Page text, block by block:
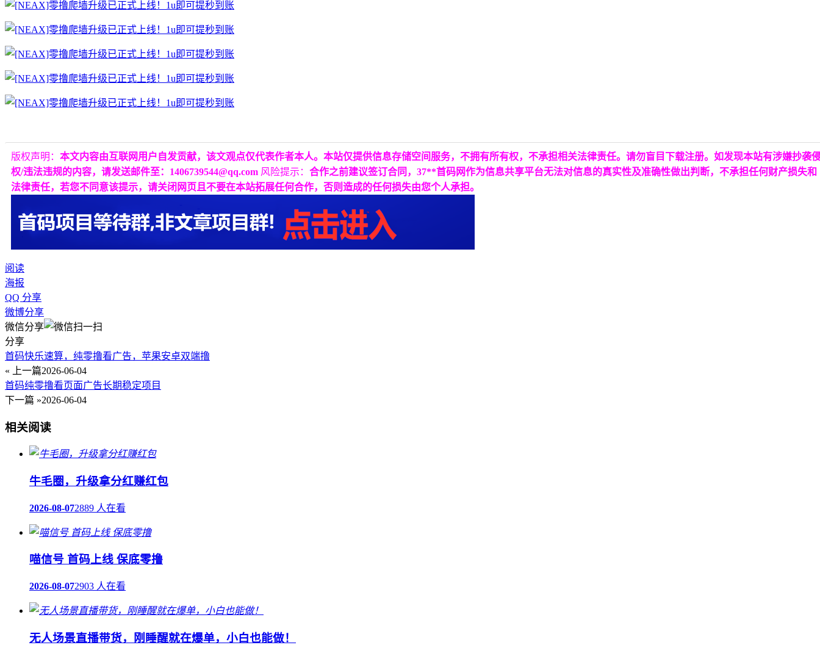
版权声明： 本文内容由互联网用户自发贡献，该文观点仅代表作者本人。本站仅提供信息存储空间服务，不拥有所有权，不承担相关法律责任。请勿盲目下载注册。如发现本站有涉嫌抄袭
权/违法违规的内容，请发送邮件至：1406739544@qq.com 风险提示： 合作之前建议签订合同，37**首码网作为信息共享平台无法对信息的真实性及准确性做出判断，不承担任何财产损失和
法律责任，若您不同意该提示，请关闭网页且不要在本站拓展任何合作，否则造成的任何损失由您个人承担。
阅读
海报
QQ 分享
微博分享
微信分享
分享
首码快乐速算，纯零撸看广告，苹果安卓双端撸
« 上一篇2026-06-04
首码纯零撸看页面广告长期稳定项目
下一篇 »2026-06-04
相关阅读
牛毛圈，升级拿分红赚红包
2026-08-072889 人在看
喵信号 首码上线 保底零撸
2026-08-072903 人在看
无人场景直播带货，刚睡醒就在爆单，小白也能做！